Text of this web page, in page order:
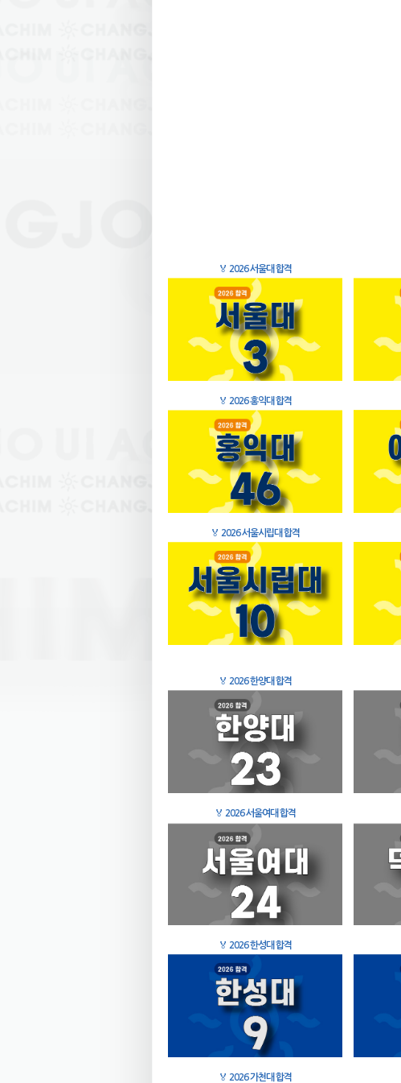
🏅 2026 서울대 합격
🏅 2026 홍익대 합격
🏅 2026 서울시립대 합격
🏅 2026 한양대 합격
🏅 2026 서울여대 합격
🏅 2026 한성대 합격
🏅 2026 가천대 합격